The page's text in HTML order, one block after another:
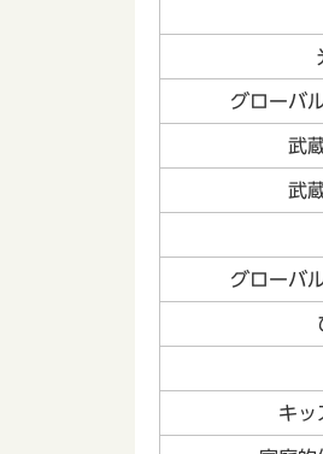
グローバ
武
武
グローバ
キッ